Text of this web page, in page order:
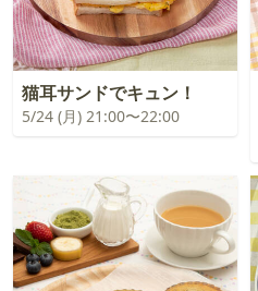
猫耳サンドでキュン！
5/24 (月) 21:00〜22:00